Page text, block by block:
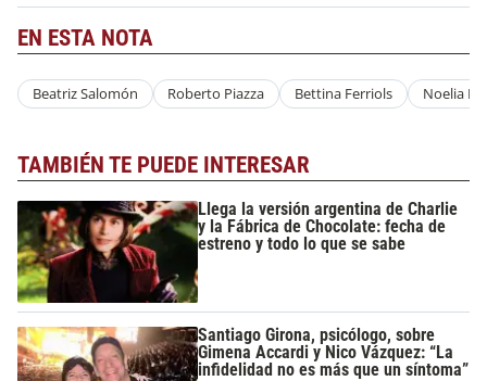
EN ESTA NOTA
Beatriz Salomón Roberto Piazza Bettina Ferriols Noelia
TAMBIÉN TE PUEDE INTERESAR
Llega la versión argentina de Charlie
y la Fábrica de Chocolate: fecha de
estreno y todo lo que se sabe
Santiago Girona, psicólogo, sobre
Gimena Accardi y Nico Vázquez: “La
infidelidad no es más que un síntoma”